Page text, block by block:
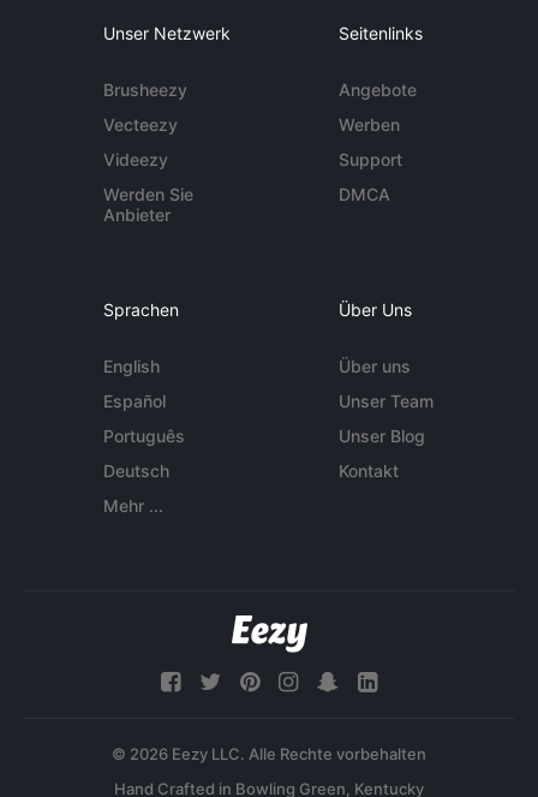
Unser Netzwerk
Brusheezy
Vecteezy
Videezy
Werden Sie
Anbieter
Seitenlinks
Angebote
Werben
Support
DMCA
Sprachen
English
Español
Português
Deutsch
Mehr ...
Über Uns
Über uns
Unser Team
Unser Blog
Kontakt
© 2026 Eezy LLC. Alle Rechte vorbehalten